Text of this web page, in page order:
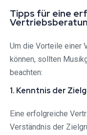
Tipps für eine
Um die Vorteile einer
können, sollten
beachten:
1. Kenntnis der
Eine erfolgreiche
Verständnis der